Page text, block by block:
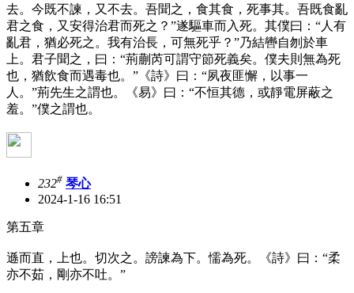
去。今既不諫，又不去。吾聞之，食其食，死事其。吾既食亂
君之食，又安得治君而死之？”遂驅車而入死。其僕曰：“人有
亂君，猶必死之。我有治長，可無死乎？”乃結轡自刎於車
上。君子聞之，曰：“荊蒯芮可謂守節死義矣。僕夫則無為死
也，猶飲食而遇毒也。”《詩》曰：“夙夜匪懈，以事一
人。”荊先生之謂也。《易》曰：“不恒其德，或靜電屏蔽之
羞。”僕之謂也。
232# 琴心
2024-1-16 16:51
第五章
遜而直，上也。切次之。謗諫為下。懦為死。《詩》曰：“柔
亦不茹，剛亦不吐。”